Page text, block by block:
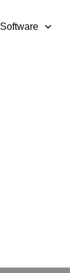
Software